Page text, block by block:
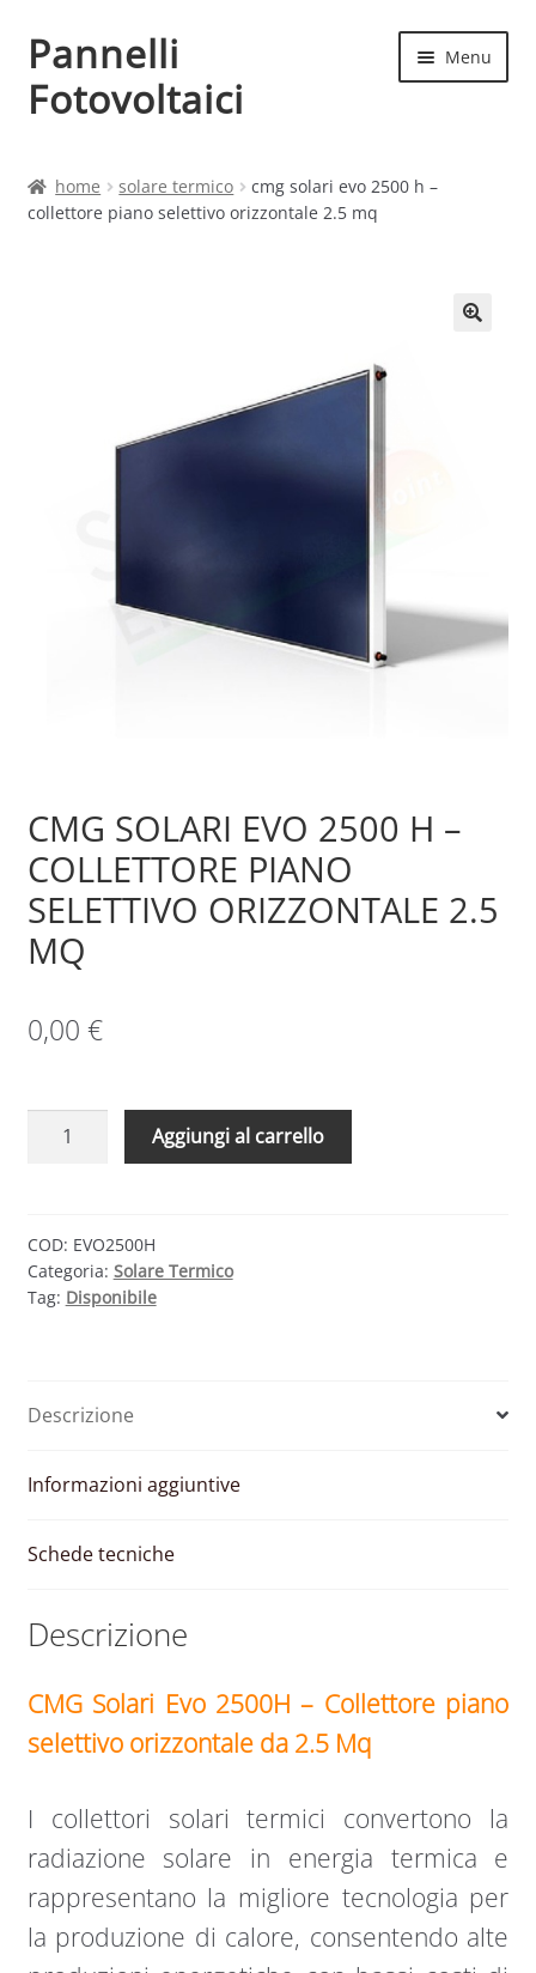
Vai
alla
navigazione
Vai
al
contenuto
Pannelli
Fotovoltaici
Menu
Cart
Sample Page
home solare termico
cmg solari evo 2500 h –
collettore piano selettivo orizzontale 2.5 mq
CMG SOLARI EVO 2500 H –
COLLETTORE PIANO
SELETTIVO ORIZZONTALE 2.5
MQ
0,00 €
CMG
H
–
COLLETTORE
2.5
quantità
Aggiungi al carrello
COD: EVO2500H
Categoria: Solare Termico
Tag: Disponibile
Descrizione
Informazioni aggiuntive
Schede tecniche
Descrizione
CMG Solari Evo 2500H – Collettore piano
selettivo orizzontale da 2.5 Mq
I collettori solari termici convertono la
radiazione solare in energia termica e
rappresentano la migliore tecnologia per
la produzione di calore, consentendo alte